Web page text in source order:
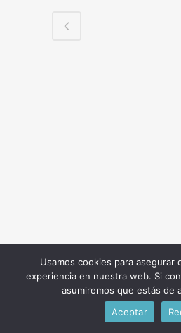
Avís Legal.Privacitat.Cookies. Design
Usamos cookies para asegurar
experiencia en nuestra web. Si
asumiremos que estás de
Aceptar